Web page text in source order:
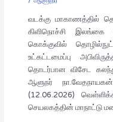
வடக்கு மாகாணத்தில்
கிளிநொச்சி இலங்கை
கொக்குவில்
உட்கட்டமைப்பு
தொடர்பான விசேட
ஆளுநர்
(12.06.2026)
செயலகத்தின் மாநாட்டு